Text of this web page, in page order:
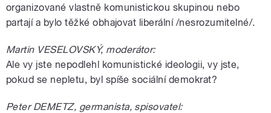
organizované vlastně komunistickou skupinou nebo
partají a bylo těžké obhajovat liberální /nesrozumitelné/.
Martin VESELOVSKÝ, moderátor:
Ale vy jste nepodlehl komunistické ideologii, vy jste,
pokud se nepletu, byl spíše sociální demokrat?
Peter DEMETZ, germanista, spisovatel: